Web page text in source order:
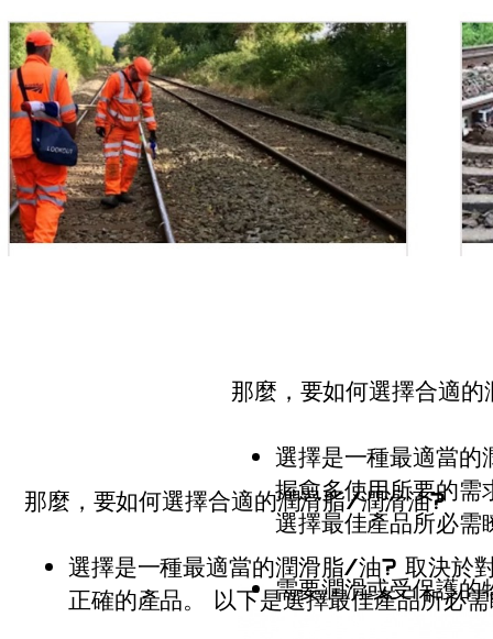
受潤滑的物件是可以做再次潤滑，還是
受潤滑物件的周遭情況如何？是否有腐
那麼，要如何選擇合適的潤滑脂/潤滑油?
選擇是一種最適當的潤滑脂/油? 取決於
正確的產品。 以下是選擇最佳產品所必
那麼，要如何選擇合適
選擇是一種最適當
握愈多使用所要的需
選擇最佳產品所必需
需要潤滑或受保護的